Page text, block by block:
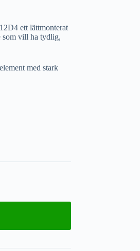
ett lättmonterat
som vill ha tydlig,
med stark